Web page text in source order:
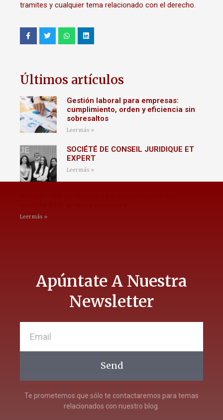
tramites y cualquier tema relacionado con el derecho.
Últimos artículos
Gestión laboral para empresas:
cumplimiento, orden y eficiencia sin
sobresaltos
Leer más »
SOCIÉTÉ DE CONSEIL JURIDIQUE ET
EXPERT
Leer más »
Leer más »
Apúntate A Nuestra
Newsletter
Send
Te prometemos que sólo te contactaremos para temas
relacionados con nuestro blog.